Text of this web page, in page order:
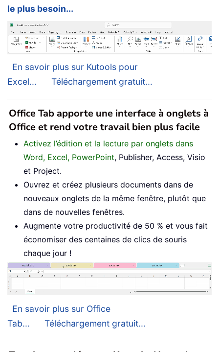
le plus besoin...
En savoir plus sur Kutools pour
Excel...
Téléchargement gratuit...
Office Tab apporte une interface à onglets à
Office et rend votre travail bien plus facile
Activez l’édition et la lecture par onglets dans
Word, Excel, PowerPoint, Publisher, Access, Visio
et Project.
Ouvrez et créez plusieurs documents dans de
nouveaux onglets de la même fenêtre, plutôt que
dans de nouvelles fenêtres.
Augmente votre productivité de 50 % et vous fait
économiser des centaines de clics de souris
chaque jour !
En savoir plus sur Office
Tab...
Téléchargement gratuit...